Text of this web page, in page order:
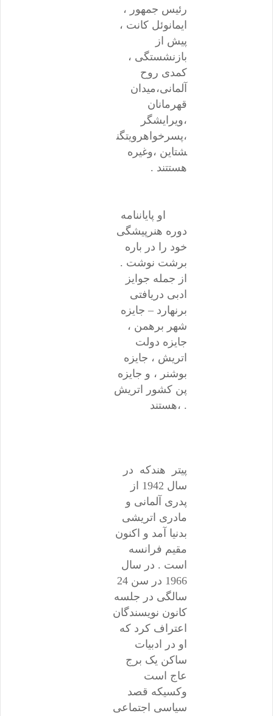
رئیس جمهور ،
ایمانوئل کانت ،
پیش از
بازنشستگی ،
کمدی روح
آلمانی،میدان
قهرمانان
،ویرایشگر
،پسرخواهرویتگن
شتاین ،وغیره
هستتند .
او پایاننامه
دوره هنرپیشگی
خود را در باره
برشت نوشت .
از جمله جوایز
ادبی دریافتی
برنهارد – جایزه
شهر برهمن ،
جایزه دولت
اتریش ، جایزه
بوشنر ، و جایزه
پن کشور اتریش
،هستند .
سال 1942 از
پدری آلمانی و
مادری اتریشی
بدنیا آمد و اکنون
مقیم فرانسه
است . در سال
1966 در سن 24
سالگی در جلسه
کانون نویسندگان
اعتراف کرد که
او در ادبیات
ساکن یک برج
عاج است
وکسیکه قصد
سیاسی اجتماعی